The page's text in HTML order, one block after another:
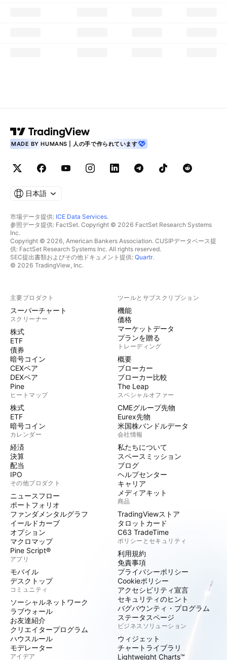
MADE BY HUMANS | 人の手で作られています
日本語
市場データ提供: ICE Data Services.
参照データ提供: FactSet. Copyright © 2026 FactSet Research Systems
Inc.
Copyright © 2026, American Bankers Association. CUSIPデータベース提
供: FactSet Research Systems Inc. All rights reserved.
SEC提出書類およびその他ドキュメント提供: Quartr.
© 2026 TradingView, Inc.
主要プロダクト
スーパーチャート
スクリーナー
株式
ETF
債券
暗号コイン
CEXペア
DEXペア
Pine
ヒートマップ
株式
ETF
暗号コイン
カレンダー
経済
決算
配当
IPO
その他プロダクト
ニュースフロー
ポートフォリオ
ファンダメンタルグラフ
イールドカーブ
オプション
マクロマップ
Pine Script®
アプリ
モバイル
デスクトップ
コミュニティ
ソーシャルネットワーク
ラブウォール
お友達紹介
クリエイタープログラム
ハウスルール
モデレーター
アイデア
ツールとサブスクリプション
機能
価格
マーケットデータ
プランを贈る
トレーディング
概要
ブローカー
ブローカー比較
The Leap
スペシャルオファー
CMEグループ先物
Eurex先物
米国株バンドルデータ
会社情報
私たちについて
スペースミッション
ブログ
ヘルプセンター
キャリア
メディアキット
商品
TradingViewストア
タロットカード
C63 TradeTime
ポリシーとセキュリティ
利用規約
免責事項
プライバシーポリシー
Cookieポリシー
アクセシビリティ宣言
セキュリティのヒント
バグバウンティ・プログラム
ステータスページ
ビジネスソリューション
ウィジェット
チャートライブラリ
Lightweight Charts™